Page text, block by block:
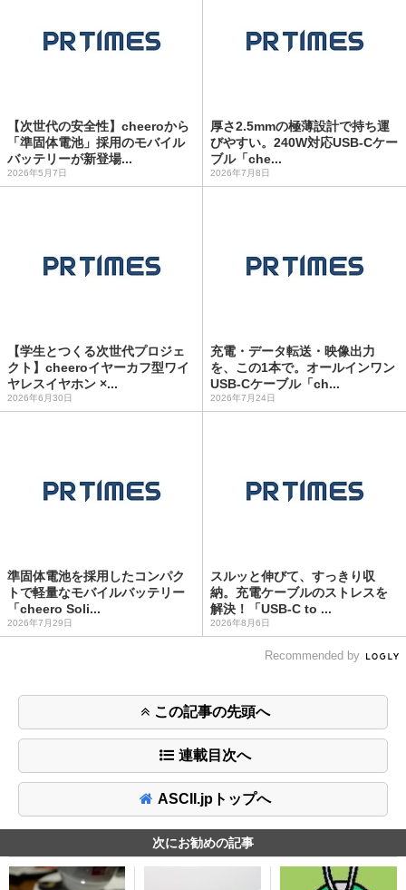
【次世代の安全性】cheeroから
「準固体電池」採用のモバイル
バッテリーが新登場...
2026年5月7日
厚さ2.5mmの極薄設計で持ち運
びやすい。240W対応USB-Cケー
ブル「che...
2026年7月8日
【学生とつくる次世代プロジェ
クト】cheeroイヤーカフ型ワイ
ヤレスイヤホン ×...
2026年6月30日
充電・データ転送・映像出力
を、この1本で。オールインワン
USB-Cケーブル「ch...
2026年7月24日
準固体電池を採用したコンパク
トで軽量なモバイルバッテリー
「cheero Soli...
2026年7月29日
スルッと伸びて、すっきり収
納。充電ケーブルのストレスを
解決！「USB-C to ...
2026年8月6日
Recommended by
この記事の先頭へ
連載目次へ
ASCII.jpトップへ
次にお勧めの記事